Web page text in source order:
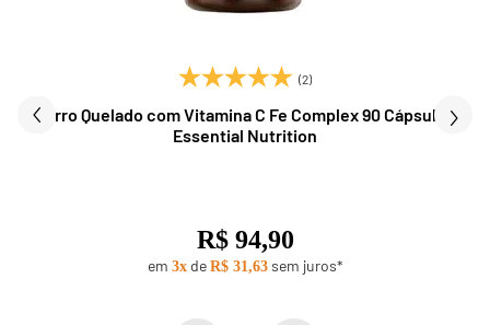
(2)
Ferro Quelado com Vitamina C Fe Complex 90 Cápsulas
Essential Nutrition
R$ 94,90
em 3xde R$ 31,63sem juros*